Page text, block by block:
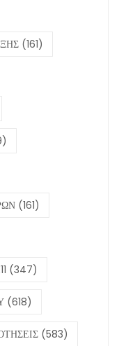
(161)
(161)
(347)
(618)
(583)